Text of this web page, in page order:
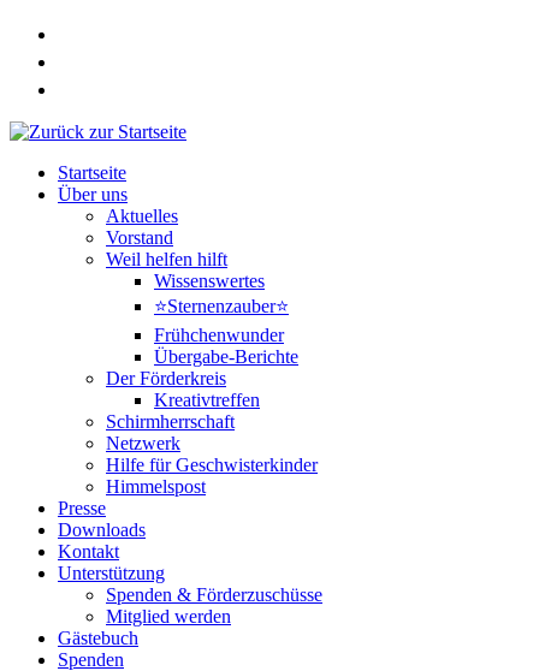
Zum
springen
Startseite
Über uns
Aktuelles
Vorstand
Weil helfen hilft
Wissenswertes
⭐Sternenzauber⭐
Frühchenwunder
Übergabe-Berichte
Der Förderkreis
Kreativtreffen
Schirmherrschaft
Netzwerk
Hilfe für Geschwisterkinder
Himmelspost
Presse
Downloads
Kontakt
Unterstützung
Spenden & Förderzuschüsse
Mitglied werden
Gästebuch
Spenden